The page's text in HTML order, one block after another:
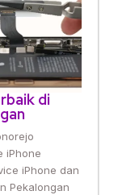
di
iPhone
iPhone dan
Pekalongan